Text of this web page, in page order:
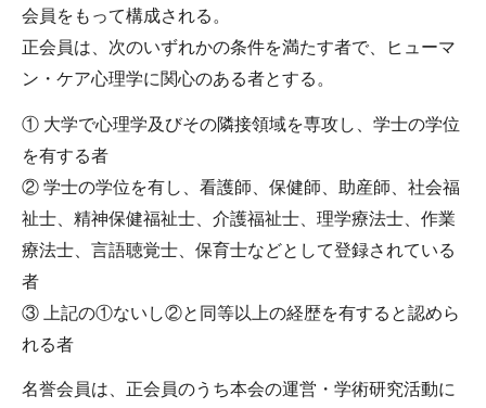
会員をもって構成される。
正会員は、次のいずれかの条件を満たす者で、ヒューマ
ン・ケア心理学に関心のある者とする。
① 大学で心理学及びその隣接領域を専攻し、学士の学位
を有する者
② 学士の学位を有し、看護師、保健師、助産師、社会福
祉士、精神保健福祉士、介護福祉士、理学療法士、作業
療法士、言語聴覚士、保育士などとして登録されている
者
③ 上記の①ないし②と同等以上の経歴を有すると認めら
れる者
名誉会員は、正会員のうち本会の運営・学術研究活動に